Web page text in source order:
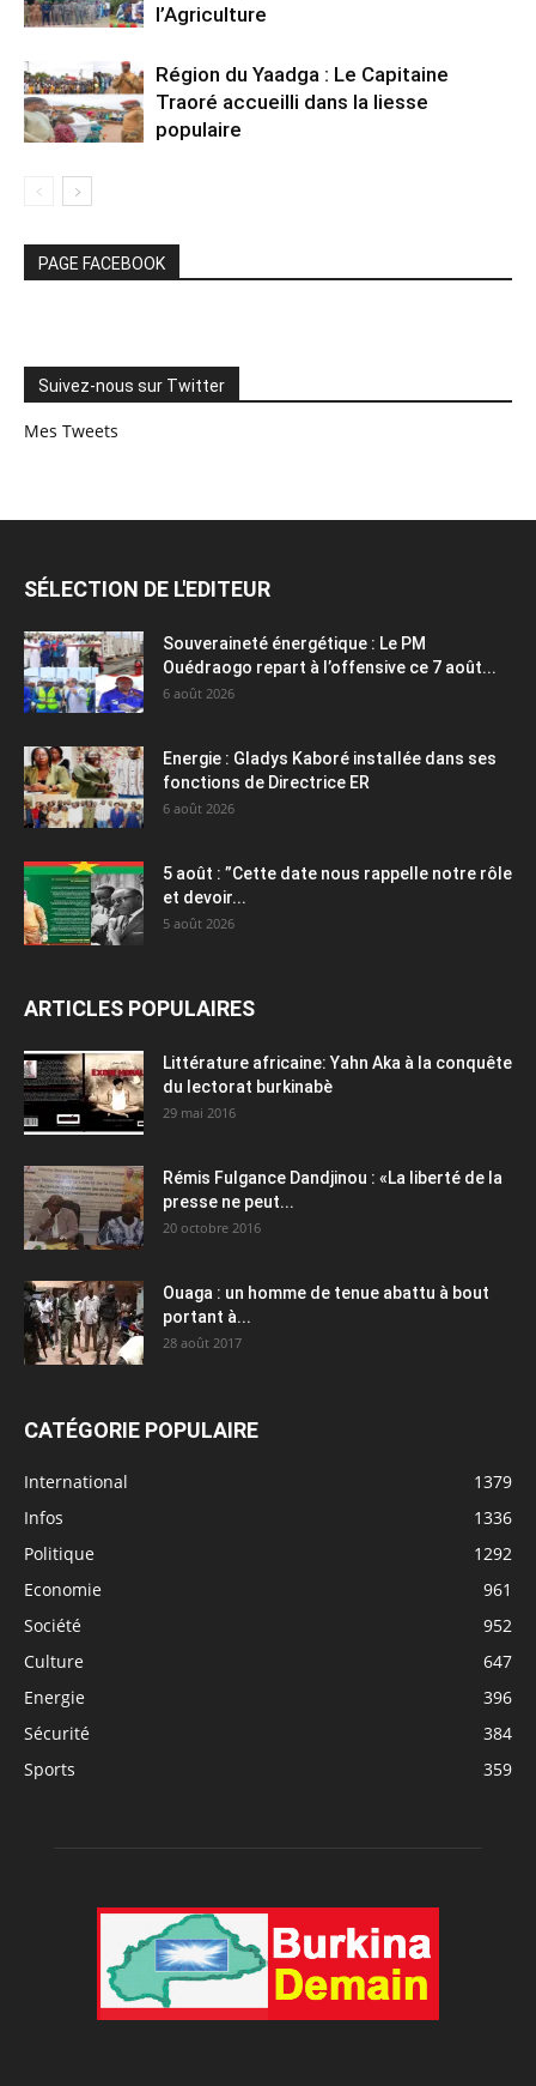
l’Agriculture
Région du Yaadga : Le Capitaine
Traoré accueilli dans la liesse
populaire
PAGE FACEBOOK
Suivez-nous sur Twitter
Mes Tweets
SÉLECTION DE L'EDITEUR
Souveraineté énergétique : Le PM
Ouédraogo repart à l’offensive ce 7 août...
6 août 2026
Energie : Gladys Kaboré installée dans ses
fonctions de Directrice ER
6 août 2026
5 août : ”Cette date nous rappelle notre rôle
et devoir...
5 août 2026
ARTICLES POPULAIRES
Littérature africaine: Yahn Aka à la conquête
du lectorat burkinabè
29 mai 2016
Rémis Fulgance Dandjinou : «La liberté de la
presse ne peut...
20 octobre 2016
Ouaga : un homme de tenue abattu à bout
portant à...
28 août 2017
CATÉGORIE POPULAIRE
International
1379
Infos
1336
Politique
1292
Economie
961
Société
952
Culture
647
Energie
396
Sécurité
384
Sports
359